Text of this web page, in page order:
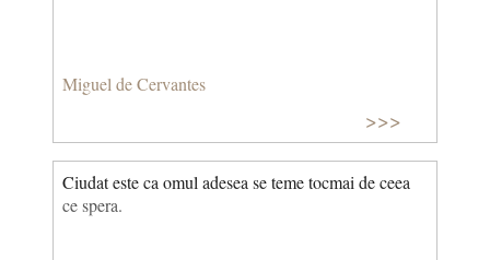
Miguel de Cervantes
>>>
Ciudat este ca omul adesea se teme tocmai de ceea
ce spera.